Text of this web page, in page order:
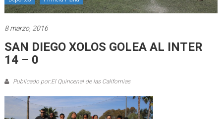
8 marzo, 2016
SAN DIEGO XOLOS GOLEA AL INTER
14 – 0
Publicado por:El Quincenal de las Californias